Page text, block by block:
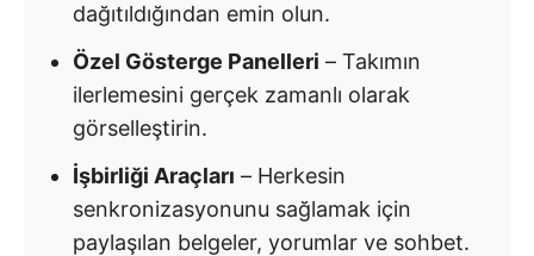
dağıtıldığından emin olun.
Özel Gösterge Panelleri – Takımın
ilerlemesini gerçek zamanlı olarak
görselleştirin.
İşbirliği Araçları – Herkesin
senkronizasyonunu sağlamak için
paylaşılan belgeler, yorumlar ve sohbet.